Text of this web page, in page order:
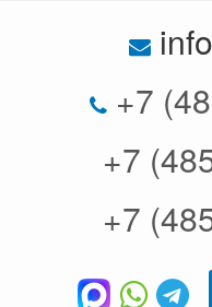
+7
+7
+7